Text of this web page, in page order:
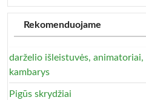
Rekomenduojame
darželio išleistuvės, animatoriai,
kambarys
Pigūs skrydžiai